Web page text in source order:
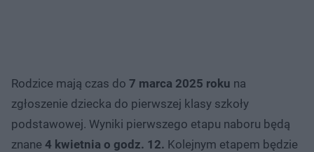
Rodzice mają czas do 7 marca 2025 roku na
zgłoszenie dziecka do pierwszej klasy szkoły
podstawowej. Wyniki pierwszego etapu naboru będą
znane 4 kwietnia o godz. 12. Kolejnym etapem będzie